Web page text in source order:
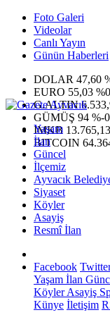
Foto Galeri
Videolar
Canlı Yayın
Günün Haberleri
DOLAR 47,60
EURO 55,03
G.ALTIN
GÜMÜŞ 94 %-
IMKB 13.765,13
BITCOIN
Yaşam
İlan
Güncel
İlçemiz
Ayvacık
Siyaset
Köyler
Asayiş
Resmî İlan
Facebook
Yaşam İlan
KöylerAsayiş
Künye İletişim